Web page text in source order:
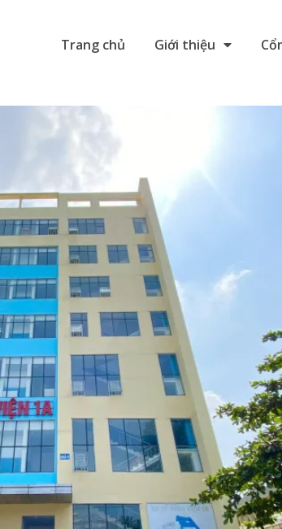
Trang chủ Giới thiệu